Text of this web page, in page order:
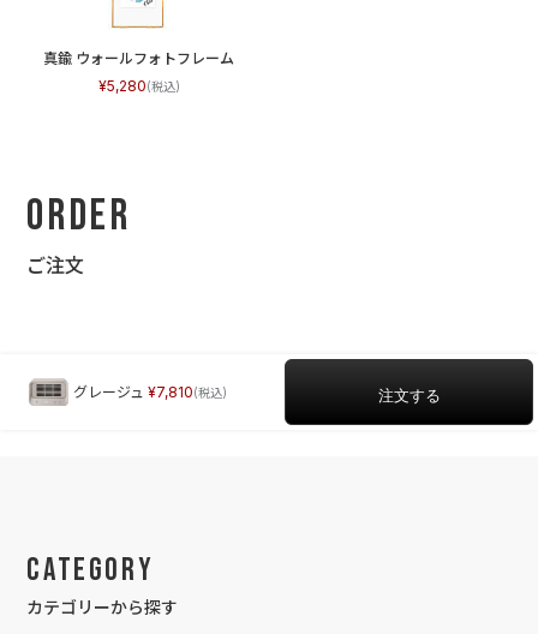
真鍮 ウォールフォトフレーム
5,280
Order
ご注文
グレージュ 7,810
Category
カテゴリーから探す